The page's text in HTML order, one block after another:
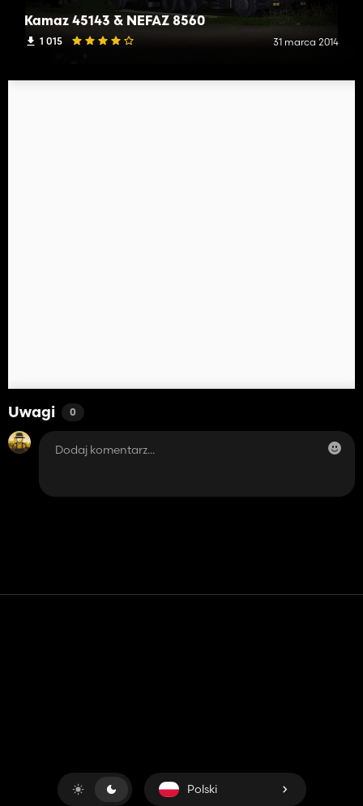
Kamaz 45143 & NEFAZ 8560
1 015 31 marca 2014
Uwagi 0
Polski